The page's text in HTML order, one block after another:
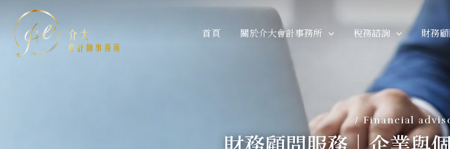
首頁 關於介大會計事務所 稅務諮詢 財務
/ Financial